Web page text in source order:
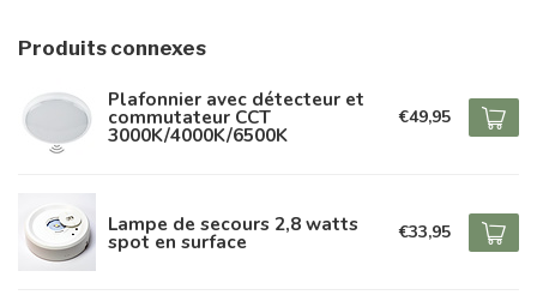
Produits connexes
Plafonnier avec détecteur et
commutateur CCT
3000K/4000K/6500K
€49,95
Lampe de secours 2,8 watts
spot en surface €33,95